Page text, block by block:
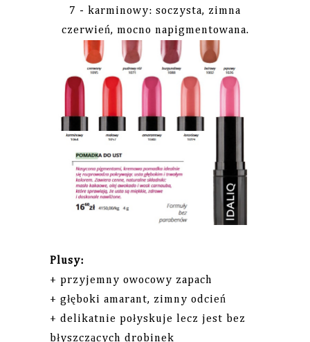
7 - karminowy: soczysta, zimna
czerwień, mocno napigmentowana.
Plusy:
+ przyjemny owocowy zapach
+ głęboki amarant, zimny odcień
+ delikatnie połyskuje lecz jest bez
błyszczących drobinek